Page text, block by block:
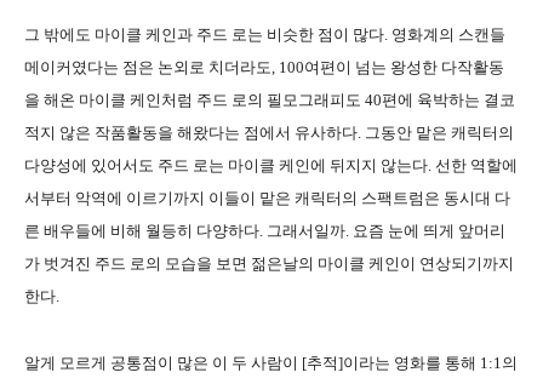
그 밖에도 마이클 케인과 주드 로는 비슷한 점이 많다. 영화계의 스캔들
메이커였다는 점은 논외로 치더라도, 100여편이 넘는 왕성한 다작활동
을 해온 마이클 케인처럼 주드 로의 필모그래피도 40편에 육박하는 결코
적지 않은 작품활동을 해왔다는 점에서 유사하다. 그동안 맡은 캐릭터의
다양성에 있어서도 주드 로는 마이클 케인에 뒤지지 않는다. 선한 역할에
서부터 악역에 이르기까지 이들이 맡은 캐릭터의 스팩트럼은 동시대 다
른 배우들에 비해 월등히 다양하다. 그래서일까. 요즘 눈에 띄게 앞머리
가 벗겨진 주드 로의 모습을 보면 젊은날의 마이클 케인이 연상되기까지
한다.
알게 모르게 공통점이 많은 이 두 사람이 [추적]이라는 영화를 통해 1:1의